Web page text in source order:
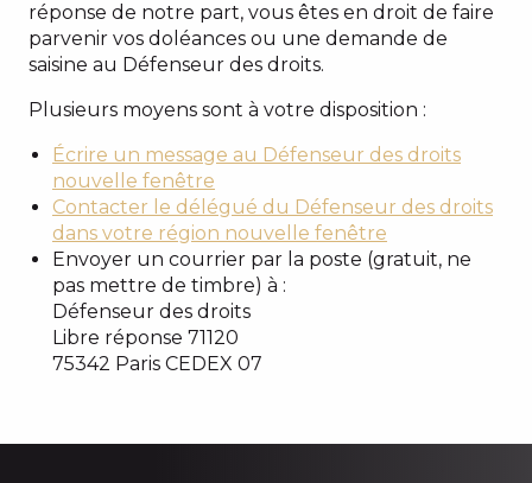
réponse de notre part, vous êtes en droit de faire
parvenir vos doléances ou une demande de
saisine au Défenseur des droits.
Plusieurs moyens sont à votre disposition :
Écrire un message au Défenseur des droits
nouvelle fenêtre
Contacter le délégué du Défenseur des droits
dans votre région nouvelle fenêtre
Envoyer un courrier par la poste (gratuit, ne
pas mettre de timbre) à :
Défenseur des droits
Libre réponse 71120
75342 Paris CEDEX 07